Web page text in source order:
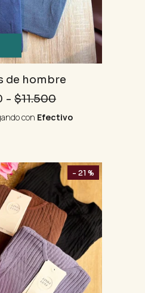
de hombre
- $11.500
con Efectivo
- 21 %